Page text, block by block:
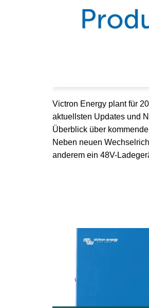
Victron Energy plant für
aktuellsten Updates und
Überblick über
Neben neuen
anderem ein 48V-